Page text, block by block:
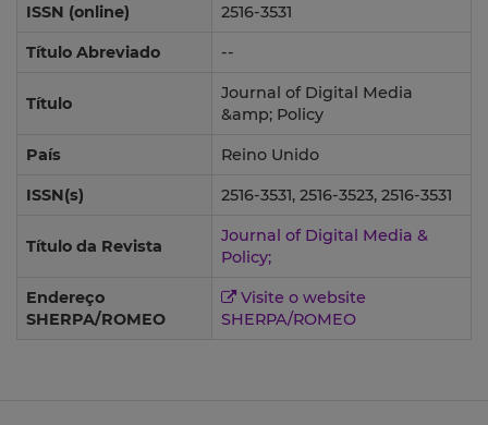
ISSN (online) 2516-3531
Título Abreviado --
Título
Journal of Digital Media
&amp; Policy
País Reino Unido
ISSN(s) 2516-3531, 2516-3523, 2516-3531
Título da Revista
Journal of Digital Media &
Policy;
Endereço
SHERPA/ROMEO
Visite o website
SHERPA/ROMEO